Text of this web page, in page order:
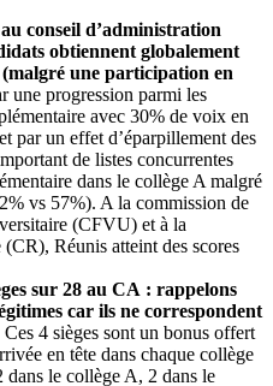
conseil d’administration
obtiennent globalement
une participation en
une progression parmi les
avec 30% de voix en
par un effet d’éparpillement des
de listes concurrentes
dans le collège A malgré
vs 57%). A la commission de
(CFVU) et à la
Réunis atteint des scores
sur 28 au CA : rappelons
car ils ne correspondent
Ces 4 sièges sont un bonus offert
en tête dans chaque collège
dans le collège A, 2 dans le